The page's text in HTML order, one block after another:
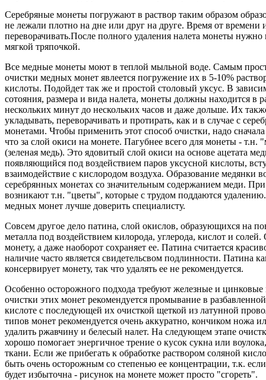
Серебряные монеты погружают в раствор таким образом
не лежали плотно на дне или друг на друге. Время от времени
переворачивать.После полного удаления налета монеты нужно
мягкой тряпочкой.
Все медные монеты моют в теплой мыльной воде. Самым
очистки медных монет явлеется погружение их в 5-10%
кислоты. Подойдет так же и простой столовый уксус. В
сотояния, размера и вида налета, монеты должны находится в
нескольких минут до нескольких часов и даже дольше. Их
укладывать, переворачивать и протирать, как и в случае с
монетами. Чтобы применить этот способ очистки, надо сначала
что за слой окиси на монете. Пагубнее всего для монеты - т.н.
(зеленая медь). Это ядовитый слой окиси на основе ацетата
появляющийся под воздействием паров уксусной кислоты,
взаимодействие с кислородом воздуха. Образование медянки
серебрянных монетах со значительным содержанием меди.
возникают т.н. "цветы", которые с трудом поддаются
медных монет лучше доверить специалисту.
Совсем другое дело патина, слой окислов, образующихся на
металла под воздействием килорода, углерода, кислот и
монету, а даже наоборот сохраняет ее. Патина считается
наличие часто является свидетельсвом подлинности. Патина
консервирует монету, так что удалять ее не рекомендуется.
Особенно осторожного подхода требуют железные и
очистки этих монет рекомендуется промывание в
кислоте с последующей их очисткой щеткой из латунной
типов монет рекомендуется очень аккуратно, кончиком ножа
удалить ржавчину и белесый налет. На следующем этапе
хорошо помогает энергичное трение о кусок сукна или
ткани. Если же прибегать к обработке раствором соляной
быть очень осторожным со степенью ее концентрации, т.к.
будет избыточна - рисунок на монете может просто "сгореть".